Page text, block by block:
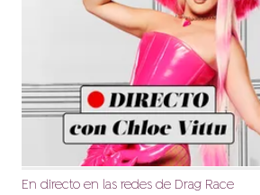
En directo en las redes de Drag Race